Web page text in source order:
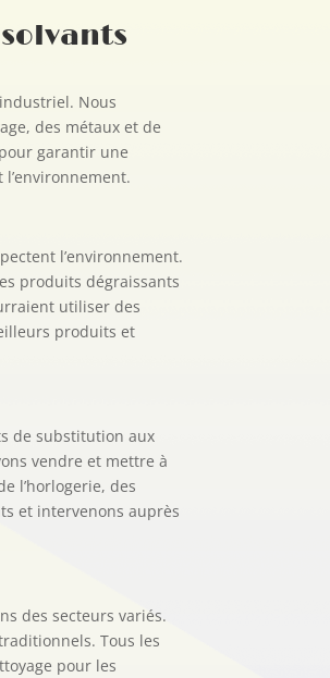
Nous
des métaux et de
garantir une
l’environnement.
produits dégraissants
utiliser des
produits et
de substitution aux
vendre et mettre à
l’horlogerie, des
et intervenons auprès
des secteurs variés.
Tous les
pour les